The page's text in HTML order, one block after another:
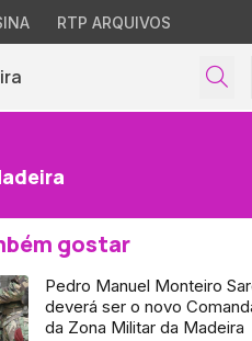
RTP ARQUIVOS
gostar
Pedro Manuel Monteiro
deverá ser o novo
da Zona Militar da Madeira